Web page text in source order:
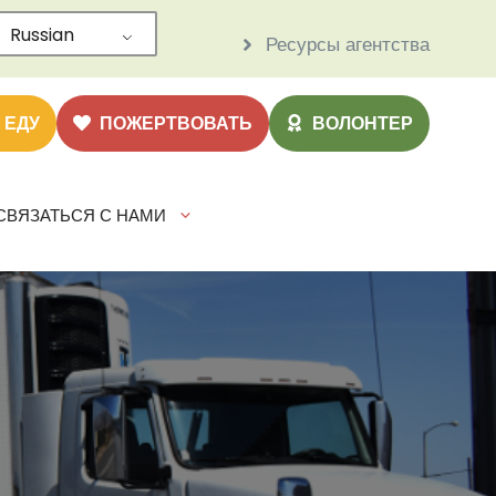
Ресурсы агентства
Russian
ПОЖЕРТВОВАТЬ ВОЛОНТЕР
С НАМИ